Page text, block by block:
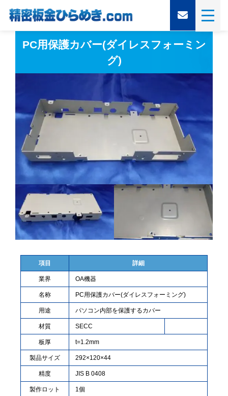
PC用保護カバー(ダイレスフォーミン
グ)
項目 詳細
業界 OA機器
名称 PC用保護カバー(ダイレスフォーミング)
用途 パソコン内部を保護するカバー
材質 SECC
板厚 t=1.2mm
製品サイズ 292×120×44
精度 JIS B 0408
製作ロット 1個